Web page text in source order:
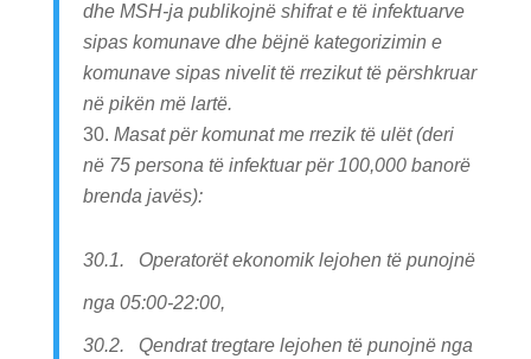
dhe MSH-ja publikojnë shifrat e të infektuarve
sipas komunave dhe bëjnë kategorizimin e
komunave sipas nivelit të rrezikut të përshkruar
në pikën më lartë.
Masat për komunat me rrezik të ulët (deri
në 75 persona të infektuar për 100,000 banorë
brenda javës):
30.1. Operatorët ekonomik lejohen të punojnë
nga 05:00-22:00,
30.2. Qendrat tregtare lejohen të punojnë nga